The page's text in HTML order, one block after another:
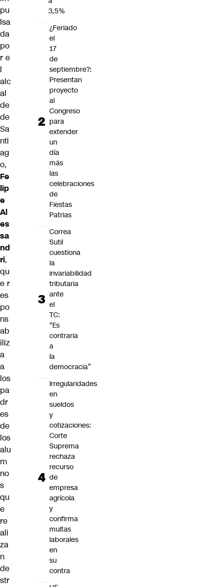
pu
lsa
da
po
r e
l
alc
al
de
de
Sa
nti
ag
o,
Fe
lip
e
Al
es
sa
nd
ri,
qu
e r
es
po
ns
ab
iliz
a
a
los
pa
dr
es
de
los
alu
m
no
s
qu
e
re
ali
za
n
de
str
3,5%
¿Feriado
el
17
de
septiembre?:
Presentan
proyecto
al
Congreso
para
extender
un
día
más
las
celebraciones
de
Fiestas
Patrias
Correa
Sutil
cuestiona
la
invariabilidad
tributaria
ante
el
TC:
“Es
contraria
a
la
democracia”
Irregularidades
en
sueldos
y
cotizaciones:
Corte
Suprema
rechaza
recurso
de
empresa
agrícola
y
confirma
multas
laborales
en
su
contra